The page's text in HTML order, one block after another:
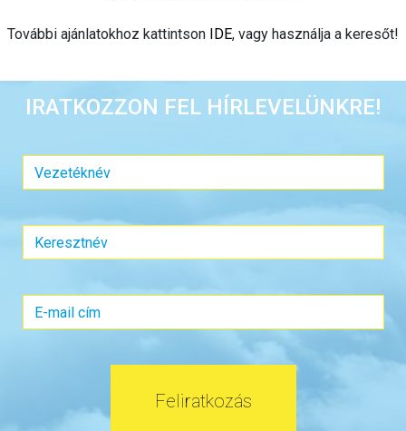
További ajánlatokhoz kattintson IDE, vagy használja a keresőt!
IRATKOZZON FEL HÍRLEVELÜNKRE!
Feliratkozás